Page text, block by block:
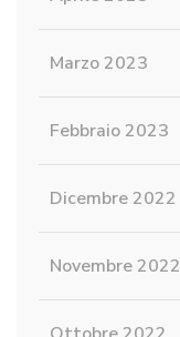
Marzo 2023
Febbraio 2023
Dicembre 2022
Novembre 2022